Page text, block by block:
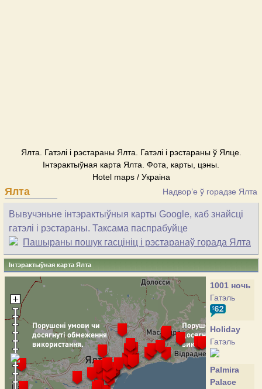
Ялта. Гатэлі і рэстараны Ялта. Гатэлі і рэстараны ў Ялце.
Інтэрактыўная карта Ялта. Фота, карты, цэны.
Hotel maps / Украіна
Ялта Надвор’е ў горадзе Ялта
Вывучэньне інтэрактыўныя карты Google, каб знайсці
гатэлі і рэстараны. Таксама паспрабуйце
Пашыраны пошук гасцініц і рэстаранаў горада Ялта
Інтэрактыўная карта Ялта
1001 ночь
Гатэль
Holiday
Гатэль
Palmira
Palace